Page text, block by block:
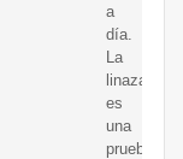
a
día.
La
linaza
es
una
prueba